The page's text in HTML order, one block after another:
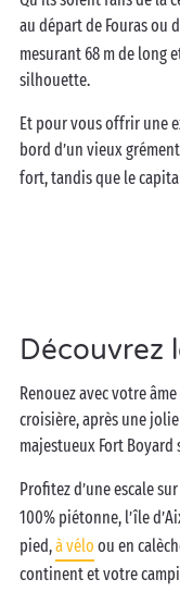
au départ de Fouras ou
mesurant 68 m de long
silhouette.
Et pour vous offrir une
bord d’un vieux
fort, tandis que le
Découvrez
Renouez avec votre
croisière, après une
majestueux Fort Boyard
Profitez d’une escale
100% piétonne, l’île
pied,à vélo ou en
continent et votre